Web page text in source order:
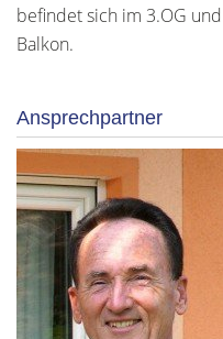
befindet sich im 3.OG
Balkon.
Ansprechpartner